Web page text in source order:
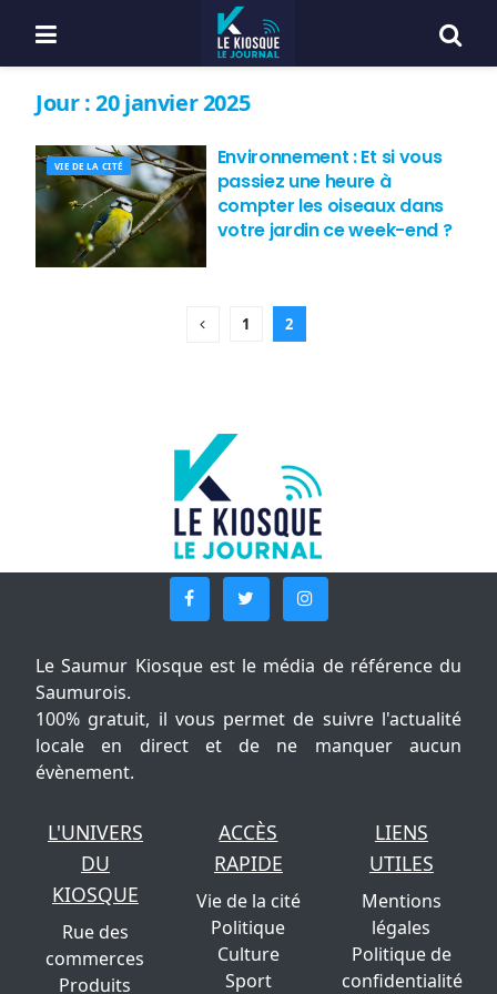
Jour :20 janvier 2025
VIE DE LA CITÉ
Environnement : Et si vous
passiez une heure à
compter les oiseaux dans
votre jardin ce week-end ?
1 2
Le Saumur Kiosque est le média de référence du
Saumurois.
100% gratuit, il vous permet de suivre l'actualité
locale en direct et de ne manquer aucun
évènement.
L'UNIVERS
DU
KIOSQUE
Rue des
commerces
Produits
ACCÈS
RAPIDE
Vie de la cité
Politique
Culture
Sport
LIENS
UTILES
Mentions
légales
Politique de
confidentialité